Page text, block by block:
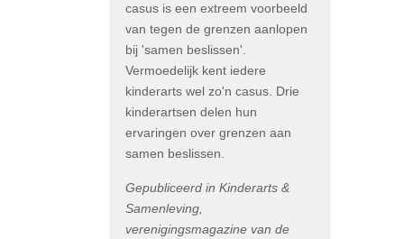
casus is een extreem voorbeeld
van tegen de grenzen aanlopen
bij 'samen beslissen'.
Vermoedelijk kent iedere
kinderarts wel zo'n casus. Drie
kinderartsen delen hun
ervaringen over grenzen aan
samen beslissen.
Gepubliceerd in Kinderarts &
Samenleving,
verenigingsmagazine van de